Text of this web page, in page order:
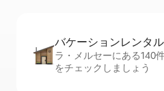
バケーションレ⁠ン⁠タ⁠
ラ・メルセーにある140
をチェックしましょう